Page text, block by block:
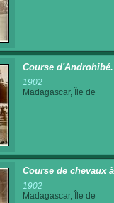
Course
1902
Madagascar, Île de
Course de chevaux
1902
Madagascar, Île de